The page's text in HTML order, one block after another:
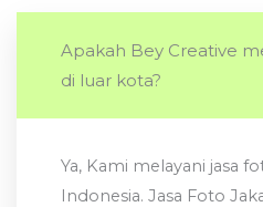
Apakah Bey Creative
di luar kota?
Ya, Kami melayani jasa
Indonesia. Jasa Foto